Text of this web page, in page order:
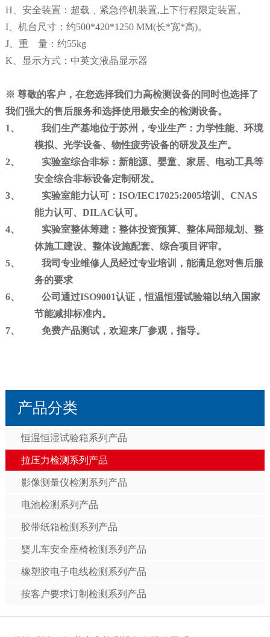
H、安全装置：超载﹑紧急停机装置,上下行程限定装置。
I、机台尺寸：约500*420*1250 MM(长*宽*高)。
J、重 量：约55kg
K、显示方式：中英文液晶显示器
※ 尊敬的客户，在您选择我们力高检测设备的同时也选择了
我们强大的售后服务和选择使用最安全的检测设备。
1、 我们生产基地位于苏州，专业生产： 力学性能、环境
模拟、光学设备、物性疲劳设备的研发及生产。
2、 实验室综合非标： 新能源、婴童、家居、电动工具等
安全综合非标设备定制研发。
3、 实验室能力认可： ISO/IEC17025:2005培训、CNAS
能力认可、DILAC认可。
4、 实验室整体筹建： 整体投资预算、整体局部规划、整
体施工建设、整体设施配套、综合项目评审。
5、 我司专业维修人员经过专业培训，能满足您对售后服
务的要求
6、 公司通过ISO9001认证，恒温恒湿试验箱以纳入国家
节能减排标准内。
7、 免费产品测试，欢迎来厂参观，指导。
产品分类
恒温恒湿试验箱系列产品
拉压力检测系列产品
影像测量仪检测系列产品
电池检测系列产品
胶带纸箱检测系列产品
婴儿车安全座椅检测系列产品
橡塑胶电子电线检测系列产品
按客户要求订制检测系列产品